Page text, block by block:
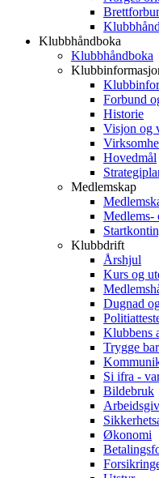
Klubbhåndboka
Klubbhåndboka
Forbund
Historie
Visjon og
Hovedmål
Medlemskap
Medlems-
Klubbdrift
Årshjul
Kurs og
Dugnad
Klubbens
Trygge
Si ifra -
Bildebruk
Økonomi